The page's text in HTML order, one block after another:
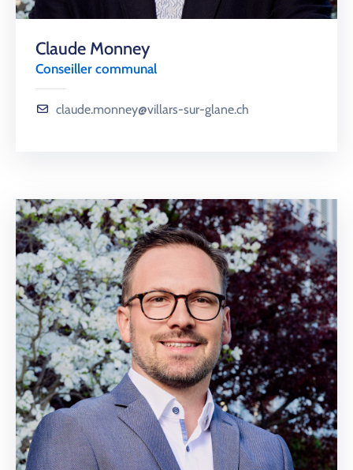
Claude Monney
Conseiller communal
claude.monney@villars-sur-glane.ch